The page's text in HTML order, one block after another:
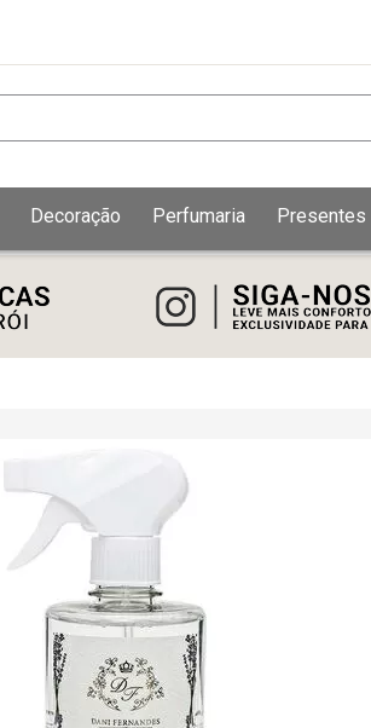
Decoração Perfumaria Presentes